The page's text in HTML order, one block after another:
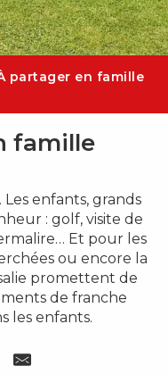
partager en famille
famille
enfants, grands
: golf, visite de
Et pour les
ou encore la
promettent de
de franche
les enfants.